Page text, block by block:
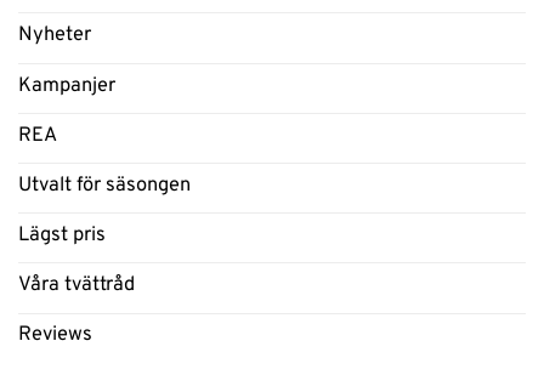
Nyheter
Kampanjer
REA
Utvalt för säsongen
Lägst pris
Våra tvättråd
Reviews